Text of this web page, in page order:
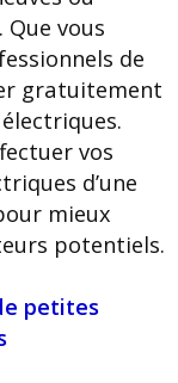
Que vous
de
gratuitement
vos
d’une
mieux
potentiels.
petites